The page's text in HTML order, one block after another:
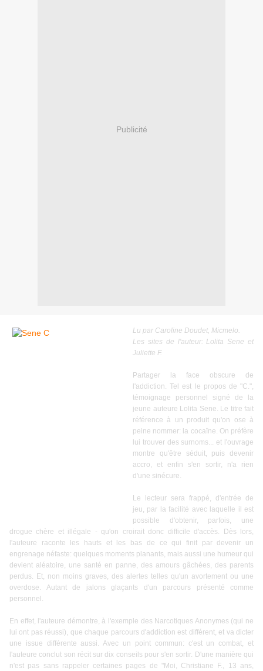
Publicité
Lu par Caroline Doudet, Micmelo.
Les sites de l'auteur:Lolita Sene et
Juliette F.
Partager la face obscure de
l'addiction. Tel est le propos de "C.",
témoignage personnel signé de la
jeune auteure Lolita Sene. Le titre fait
référence à un produit qu'on ose à
peine nommer: la cocaïne. On préfère
lui trouver des surnoms... et l'ouvrage
montre qu'être séduit, puis devenir
accro, et enfin s'en sortir, n'a rien
d'une sinécure.
Le lecteur sera frappé, d'entrée de
jeu, par la facilité avec laquelle il est
possible d'obtenir, parfois, une
drogue chère et illégale - qu'on croirait donc difficile d'accès. Dès lors,
l'auteure raconte les hauts et les bas de ce qui finit par devenir un
engrenage néfaste: quelques moments planants, mais aussi une humeur qui
devient aléatoire, une santé en panne, des amours gâchées, des parents
perdus. Et, non moins graves, des alertes telles qu'un avortement ou une
overdose. Autant de jalons glaçants d'un parcours présenté comme
personnel.
En effet, l'auteure démontre, à l'exemple des Narcotiques Anonymes (qui ne
lui ont pas réussi), que chaque parcours d'addiction est différent, et va dicter
une issue différente aussi. Avec un point commun: c'est un combat, et
l'auteure conclut son récit sur dix conseils pour s'en sortir. D'une manière qui
n'est pas sans rappeler certaines pages de "Moi, Christiane F., 13 ans,